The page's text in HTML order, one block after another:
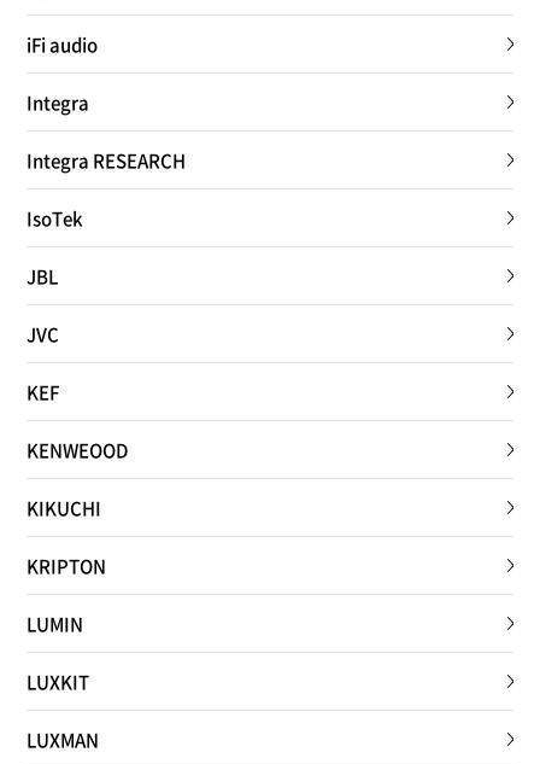
iFi audio
Integra
Integra RESEARCH
IsoTek
JBL
JVC
KEF
KENWEOOD
KIKUCHI
KRIPTON
LUMIN
LUXKIT
LUXMAN